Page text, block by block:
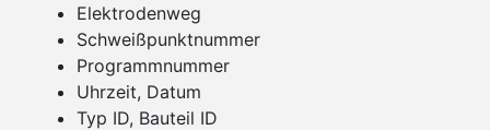
Elektrodenweg
Schweißpunktnummer
Programmnummer
Uhrzeit, Datum
Typ ID, Bauteil ID